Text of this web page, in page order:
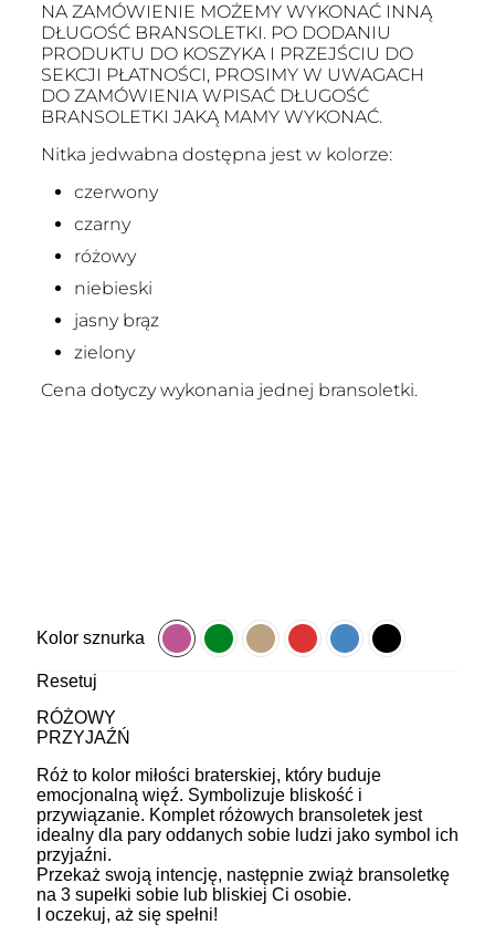
NA ZAMÓWIENIE MOŻEMY WYKONAĆ INNĄ
DŁUGOŚĆ BRANSOLETKI. PO DODANIU
PRODUKTU DO KOSZYKA I PRZEJŚCIU DO
SEKCJI PŁATNOŚCI, PROSIMY W UWAGACH
DO ZAMÓWIENIA WPISAĆ DŁUGOŚĆ
BRANSOLETKI JAKĄ MAMY WYKONAĆ.
Nitka jedwabna dostępna jest w kolorze:
czerwony
czarny
różowy
niebieski
jasny brąz
zielony
Cena dotyczy wykonania jednej bransoletki.
Kolor sznurka
Resetuj
RÓŻOWY
PRZYJAŹŃ
Róż to kolor miłości braterskiej, który buduje
emocjonalną więź. Symbolizuje bliskość i
przywiązanie. Komplet różowych bransoletek jest
idealny dla pary oddanych sobie ludzi jako symbol ich
przyjaźni.
Przekaż swoją intencję, następnie zwiąż bransoletkę
na 3 supełki sobie lub bliskiej Ci osobie.
I oczekuj, aż się spełni!